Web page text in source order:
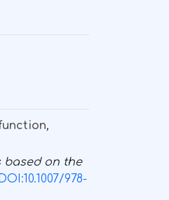
,
based on the
DOI:10.1007/978-